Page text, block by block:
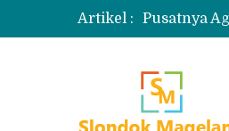
Artikel :
Pusatnya
Produksi
Jual Puyur
Jual Pasir